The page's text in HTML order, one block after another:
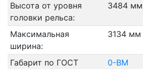
Высота от уровня
головки рельса:
3484 мм
Максимальная
ширина:
3134 мм
Габарит по ГОСТ
0-ВМ